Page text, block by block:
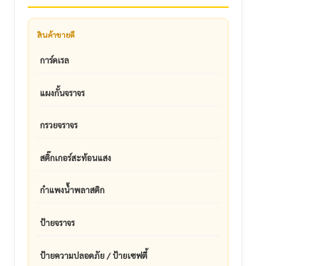
สินค้าขายดี
การ์ดเรล
แผงกั้นจราจร
กรวยจราจร
สติ๊กเกอร์สะท้อนแสง
กำแพงน้ำพลาสติก
ป้ายจราจร
ป้ายความปลอดภัย / ป้ายเซฟตี้